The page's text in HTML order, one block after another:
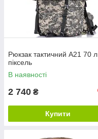
Рюкзак тактичний A21 70 л
піксель
В наявності
2 740 ₴
Купити